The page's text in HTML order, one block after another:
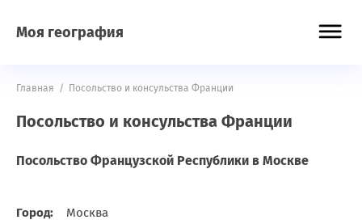
Моя география
Главная / Посольство и консульства Франции
Посольство и консульства Франции
Посольство Французской Республики в Москве
Город: Москва